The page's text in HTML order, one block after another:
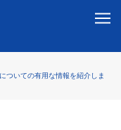
ついての有用な情報を紹介しま